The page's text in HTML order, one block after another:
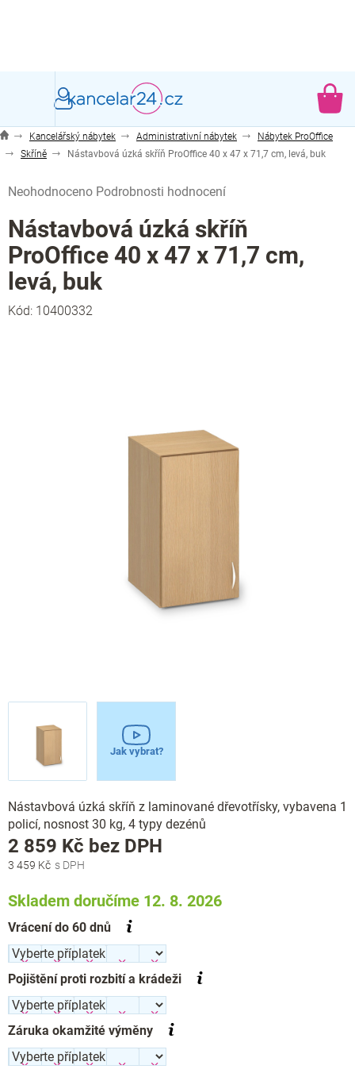
Kancelářský nábytek Administrativní nábytek
Nábytek ProOffice
Skříně
Nástavbová úzká skříň ProOffice 40 x 47 x 71,7 cm, levá, buk
hodnocení
produktu
je
0,0
z
5
hvězdiček.
Neohodnoceno Podrobnosti hodnocení
Nástavbová úzká skříň
ProOffice 40 x 47 x 71,7 cm,
levá, buk
Kód: 10400332
Jak vybrat?
Nástavbová úzká skříň z laminované dřevotřísky, vybavena 1
policí, nosnost 30 kg, 4 typy dezénů
3 459 Kč
2 859 Kč bez DPH
Skladem doručíme 12. 8. 2026
Vrácení do 60 dnů
Pojištění proti rozbití a krádeži
Záruka okamžité výměny